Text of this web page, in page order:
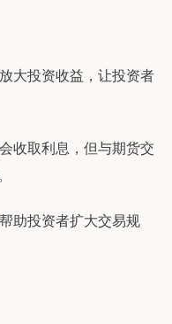
大投资收益，让投资者
收取利息，但与期货交
助投资者扩大交易规